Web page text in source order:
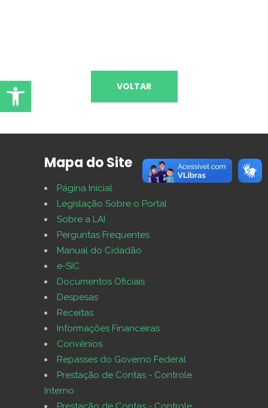
Abrir Ferramentas
VOLTAR
Mapa do Site
Página Inicial
Legislação Sobre o Portal
Sobre a LAI
Perguntas Frequentes
Manual do Cidadão
e-SIC
Documentos Oficiais
Despesas
Receitas
Informações Financeiras
Convênios
Repasses do Governo Federal
Prestação de Contas - Controle
Interno